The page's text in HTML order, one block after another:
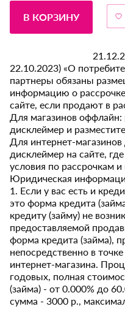
В КОРЗИНУ
22.10.2023) «О
партнеры обязаны
информацию о
сайте, если продают в
Для магазинов
дисклеймер и
Для интернет-
дисклеймер на сайте,
условия по рассрочкам
Юридическая
1. Если у вас есть и
это форма кредита
кредиту (займу) не
предоставляемой
форма кредита (займа),
непосредственно в
интернет-магазина.
годовых, полная
(займа) - от 0.000% до
сумма - 3000 р.,